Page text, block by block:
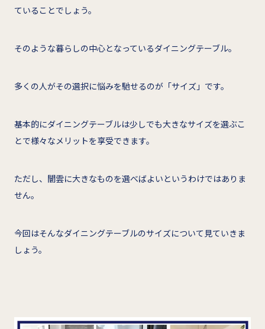
ていることでしょう。
そのような暮らしの中心となっているダイニングテーブル。
多くの人がその選択に悩みを馳せるのが「サイズ」です。
基本的にダイニングテーブルは少しでも大きなサイズを選ぶこ
とで様々なメリットを享受できます。
ただし、闇雲に大きなものを選べばよいというわけではありま
せん。
今回はそんなダイニングテーブルのサイズについて見ていきま
しょう。